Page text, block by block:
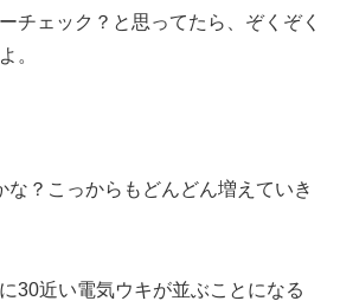
チェック？と思ってたら、ぞくぞく
。
な？こっからもどんどん増えていき
30近い電気ウキが並ぶことになる